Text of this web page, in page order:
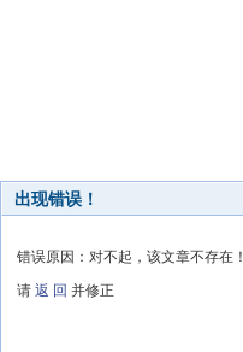
出现错误！
错误原因：对不起，该文章不存在！
请 返 回 并修正